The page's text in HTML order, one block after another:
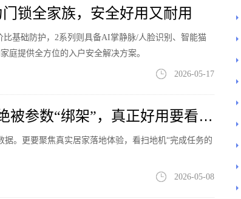
锁全家族，安全好用又耐用
基础防护，2系列则具备AI掌静脉/人脸识别、智能猫
庭提供全方位的入户安全解决方案。
2026-05-17
被参数“绑架”，真正好用要看真
。更要聚焦真实居家落地体验，看扫地机“完成任务的
2026-05-08